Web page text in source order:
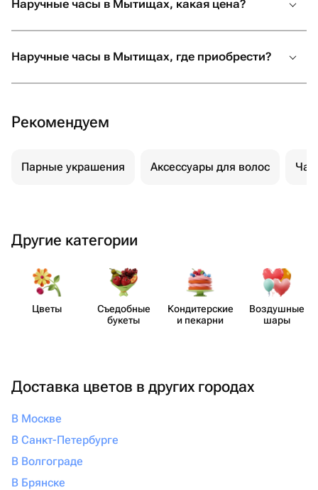
Наручные часы в Мытищах, какая цена?
Наручные часы в Мытищах, где приобрести?
Рекомендуем
Парные украшения Аксессуары для волос
Другие категории
Цветы
Съедобные
букеты
Кондит​ерские
и пекарни
Воздушные
шары
Доставка цветов в других городах
В Москве
В Санкт-Петербурге
В Волгограде
В Брянске